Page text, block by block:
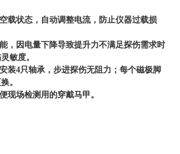
载状态，自动调整电流，防止仪器过载损
，因电量下降导致提升力不满足探伤需求时
敏度。
装4只轴承，步进探伤无阻力；每个磁极脚
。
现场检测用的穿戴马甲。